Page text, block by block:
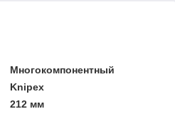
Многокомпонентный
Knipex
212 мм